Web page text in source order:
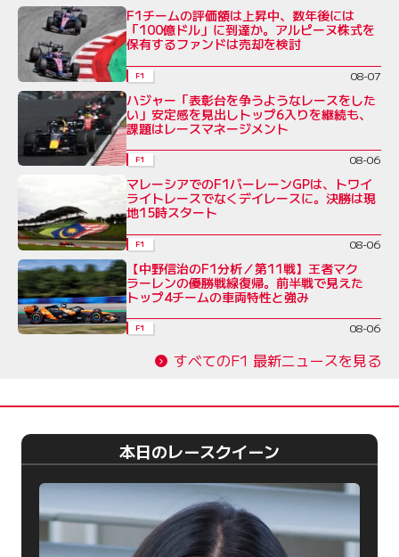
F1チームの評価額は上昇中、数年後には
「100億ドル」に到達か。アルピーヌ株式を
保有するファンドは売却を検討
F1 08-07
ハジャー「表彰台を争うようなレースをした
い」安定感を見出しトップ6入りを継続も、
課題はレースマネージメント
F1 08-06
マレーシアでのF1バーレーンGPは、トワイ
ライトレースでなくデイレースに。決勝は現
地15時スタート
F1 08-06
【中野信治のF1分析／第11戦】王者マク
ラーレンの優勝戦線復帰。前半戦で見えた
トップ4チームの車両特性と強み
F1 08-06
すべてのF1 最新ニュースを見る
本日のレースクイーン